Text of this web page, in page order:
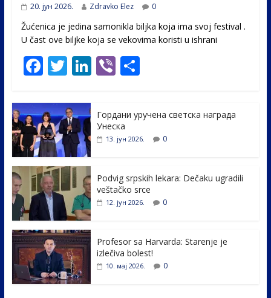
20. јун 2026. Zdravko Elez 0
Žućenica je jedina samonikla biljka koja ima svoj festival .
U čast ovе biljke koja se vekovima koristi u ishrani
F
e
b
o
o
k
T
itt
er
Li
e
dI
Vi S
e
Гордани уручена светска награда
Унеска
13. јун 2026. 0
Podvig srpskih lekara: Dečaku ugradili
veštačko srce
12. јун 2026. 0
Profesor sa Harvarda: Starenje je
izlečiva bolest!
10. мај 2026. 0